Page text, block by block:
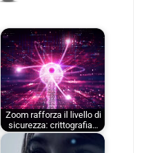
Zoom rafforza il livello di
sicurezza: crittografia…